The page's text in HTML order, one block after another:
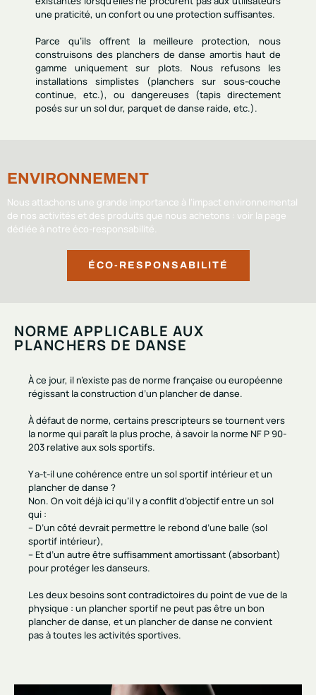
une praticité, un confort ou une protection suffisantes.
Parce qu’ils offrent la meilleure protection, nous
construisons des planchers de danse amortis haut de
gamme uniquement sur plots. Nous refusons les
installations simplistes (planchers sur sous-couche
continue, etc.), ou dangereuses (tapis directement
posés sur un sol dur, parquet de danse raide, etc.).
ENVIRONNEMENT
Nous attachons une grande importance à l’impact environnemental
de nos activités et des produits que nous achetons : voir la page
dédiée à notre éco-responsabilité.
ÉCO-RESPONSABILITÉ
NORME APPLICABLE AUX
PLANCHERS DE DANSE
À ce jour, il n’existe pas de norme française ou européenne
régissant la construction d’un plancher de danse.
À défaut de norme, certains prescripteurs se tournent vers
la norme qui paraît la plus proche, à savoir la norme NF P 90-
203 relative aux sols sportifs.
Y a-t-il une cohérence entre un sol sportif intérieur et un
plancher de danse ?
Non. On voit déjà ici qu’il y a conflit d’objectif entre un sol
qui :
– D’un côté devrait permettre le rebond d’une balle (sol
sportif intérieur),
– Et d’un autre être suffisamment amortissant (absorbant)
pour protéger les danseurs.
Les deux besoins sont contradictoires du point de vue de la
physique : un plancher sportif ne peut pas être un bon
plancher de danse, et un plancher de danse ne convient
pas à toutes les activités sportives.